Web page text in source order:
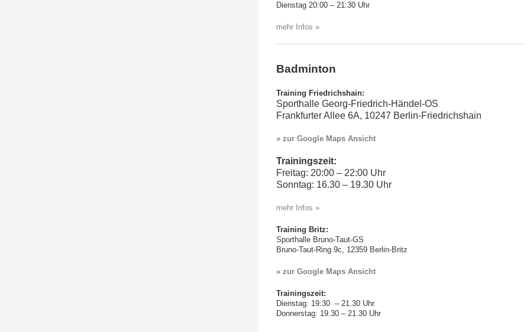
Dienstag 20:00 – 21:30 Uhr
mehr Infos »
Badminton
Training Friedrichshain:
Sporthalle Georg-Friedrich-Händel-OS
Frankfurter Allee 6A, 10247 Berlin-Friedrichshain
» zur Google Maps Ansicht
Trainingszeit:
Freitag: 20:00 – 22:00 Uhr
Sonntag: 16.30 – 19.30 Uhr
mehr Infos »
Training Britz:
Sporthalle Bruno-Taut-GS
Bruno-Taut-Ring 9c, 12359 Berlin-Britz
» zur Google Maps Ansicht
Trainingszeit:
Dienstag: 19:30 – 21.30 Uhr
Donnerstag: 19.30 – 21.30 Uhr